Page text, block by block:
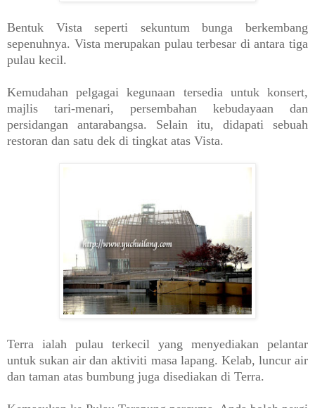
Bentuk Vista seperti sekuntum bunga berkembang
sepenuhnya. Vista merupakan pulau terbesar di antara tiga
pulau kecil.
Kemudahan pelgagai kegunaan tersedia untuk konsert,
majlis tari-menari, persembahan kebudayaan dan
persidangan antarabangsa. Selain itu, didapati sebuah
restoran dan satu dek di tingkat atas Vista.
Terra ialah pulau terkecil yang menyediakan pelantar
untuk sukan air dan aktiviti masa lapang. Kelab, luncur air
dan taman atas bumbung juga disediakan di Terra.